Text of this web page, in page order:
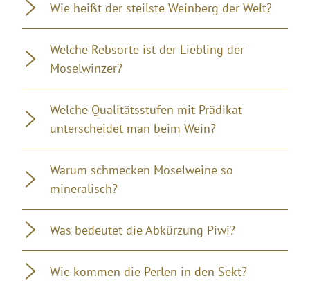
Wie heißt der steilste Weinberg der Welt?
Welche Rebsorte ist der Liebling der
Moselwinzer?
Welche Qualitätsstufen mit Prädikat
unterscheidet man beim Wein?
Warum schmecken Moselweine so
mineralisch?
Was bedeutet die Abkürzung Piwi?
Wie kommen die Perlen in den Sekt?